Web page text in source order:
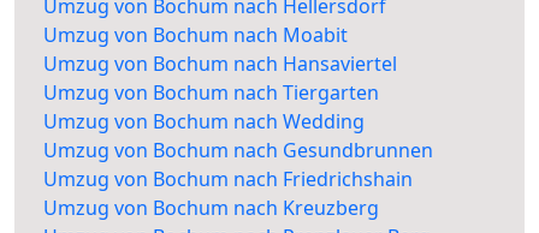
Umzug von Bochum nach Hellersdorf
Umzug von Bochum nach Moabit
Umzug von Bochum nach Hansaviertel
Umzug von Bochum nach Tiergarten
Umzug von Bochum nach Wedding
Umzug von Bochum nach Gesundbrunnen
Umzug von Bochum nach Friedrichshain
Umzug von Bochum nach Kreuzberg